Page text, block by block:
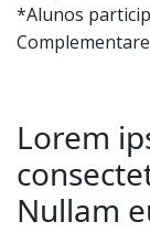
*Alunos
Lorem
Nullam